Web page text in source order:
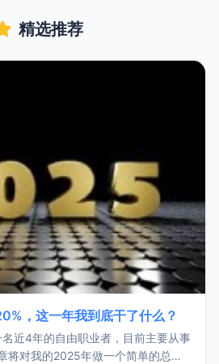
精选推荐
，这一年我到底干了什么？
近4年的自由职业者，目前主要从事
将对我的2025年做一个简单的总